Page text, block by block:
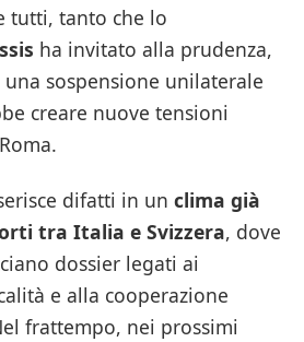
tutti, tanto che lo
ha invitato alla prudenza,
sospensione unilaterale
creare nuove tensioni
difatti in un clima già
tra Italia e Svizzera, dove
dossier legati ai
e alla cooperazione
frattempo, nei prossimi